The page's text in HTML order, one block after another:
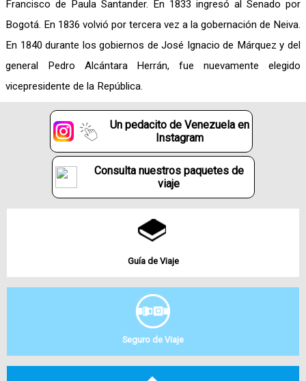
Francisco de Paula Santander. En 1833 ingresó al Senado por
Bogotá. En 1836 volvió por tercera vez a la gobernación de Neiva.
En 1840 durante los gobiernos de José Ignacio de Márquez y del
general Pedro Alcántara Herrán, fue nuevamente elegido
vicepresidente de la República.
Un pedacito de Venezuela en
Instagram
Consulta nuestros paquetes de
viaje
Guía de Viaje
Seguro de Viaje